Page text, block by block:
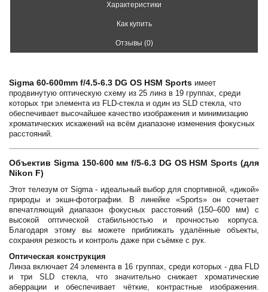
Характеристики
Как купить
Отзывы (0)
Sigma 60-600mm f/4.5-6.3 DG OS HSM Sports имеет
продвинутую оптическую схему из 25 линз в 19 группах, среди
которых три элемента из FLD-стекла и один из SLD стекла, что
обеспечивает высочайшее качество изображения и минимизацию
хроматических искажений на всём диапазоне изменения фокусных
расстояний.
Объектив Sigma 150-600 мм f/5-6.3 DG OS HSM Sports (для
Nikon F)
Этот телезум от Sigma - идеальный выбор для спортивной, «дикой»
природы и экшн-фотографии. В линейке «Sports» он сочетает
впечатляющий диапазон фокусных расстояний (150–600 мм) с
высокой оптической стабильностью и прочностью корпуса.
Благодаря этому вы можете приближать удалённые объекты,
сохраняя резкость и контроль даже при съёмке с рук.
Оптическая конструкция
Линза включает 24 элемента в 16 группах, среди которых - два FLD
и три SLD стекла, что значительно снижает хроматические
аберрации и обеспечивает чёткие, контрастные изображения.